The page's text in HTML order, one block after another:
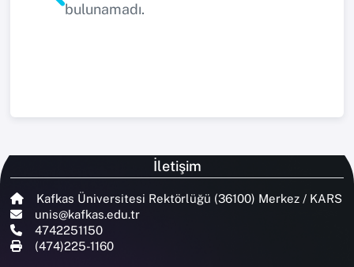
bulunamadı.
İletişim
Kafkas Üniversitesi Rektörlüğü (36100) Merkez / KARS
unis@kafkas.edu.tr
4742251150
(474)225-1160